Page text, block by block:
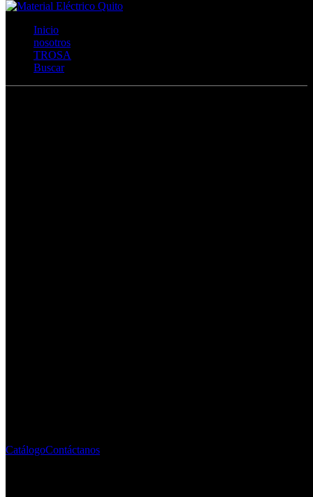
Inicio
nosotros
TROSA
Buscar
CatálogoContáctanos